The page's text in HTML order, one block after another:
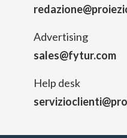
Advertising
sales@fytur.com
Help desk